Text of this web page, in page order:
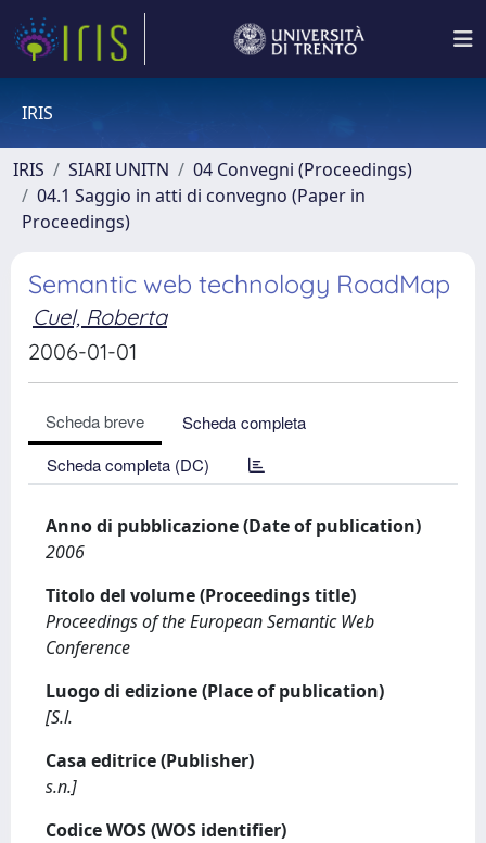
IRIS
IRIS SIARI UNITN
04 Convegni (Proceedings)
04.1 Saggio in atti di convegno (Paper in
Proceedings)
Semantic web technology RoadMap
Cuel, Roberta
2006-01-01
Scheda breve
Scheda completa
Scheda completa (DC)
Anno di pubblicazione (Date of publication)
2006
Titolo del volume (Proceedings title)
Proceedings of the European Semantic Web
Conference
Luogo di edizione (Place of publication)
[S.l.
Casa editrice (Publisher)
s.n.]
Codice WOS (WOS identifier)